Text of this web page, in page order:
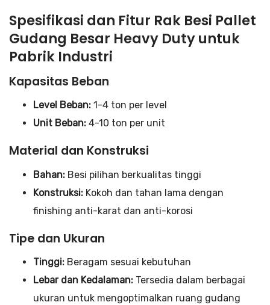
Spesifikasi dan Fitur Rak Besi Pallet
Gudang Besar Heavy Duty untuk
Pabrik Industri
Kapasitas Beban
Level Beban: 1-4 ton per level
Unit Beban: 4-10 ton per unit
Material dan Konstruksi
Bahan: Besi pilihan berkualitas tinggi
Konstruksi: Kokoh dan tahan lama dengan
finishing anti-karat dan anti-korosi
Tipe dan Ukuran
Tinggi: Beragam sesuai kebutuhan
Lebar dan Kedalaman: Tersedia dalam berbagai
ukuran untuk mengoptimalkan ruang gudang